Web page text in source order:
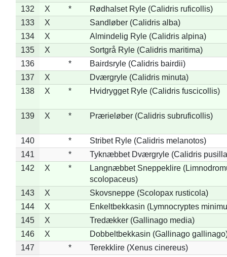
132
X *
Rødhalset Ryle (Calidris ruficollis)
133
X
Sandløber (Calidris alba)
134
X
Almindelig Ryle (Calidris alpina)
135
X
Sortgrå Ryle (Calidris maritima)
136
*
Bairdsryle (Calidris bairdii)
137
X
Dværgryle (Calidris minuta)
138
X * Hvidrygget Ryle (Calidris fuscicollis)
139 X * Prærieløber (Calidris subruficollis)
140 *
Stribet Ryle (Calidris melanotos)
141
*
Tyknæbbet Dværgryle (Calidris
142
X *
Langnæbbet Sneppeklire
scolopaceus)
143
X
Skovsneppe (Scolopax rusticola)
144
X
Enkeltbekkasin (Lymnocryptes
145
X
Tredækker (Gallinago media)
146
X
Dobbeltbekkasin (Gallinago
147
*
Terekklire (Xenus cinereus)